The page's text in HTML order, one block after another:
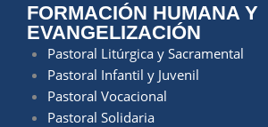
FORMACIÓN HUMANA Y
EVANGELIZACIÓN
Pastoral Litúrgica y Sacramental
Pastoral Infantil y Juvenil
Pastoral Vocacional
Pastoral Solidaria